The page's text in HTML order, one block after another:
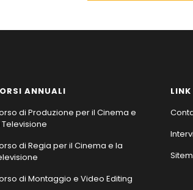
ANNUALI
di Produzione per il Cinema e
Televisione
di Regia per il Cinema e la
di Montaggio e Video Editing